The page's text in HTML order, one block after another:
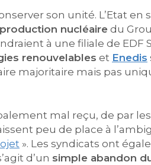
son unité. L’Etat en
production nucléaire du
à une filiale de EDF
renouvelables et Enedis
majoritaire mais pas
mal reçu, de par
peu de place à
». Les syndicats ont
d’un simple abandon